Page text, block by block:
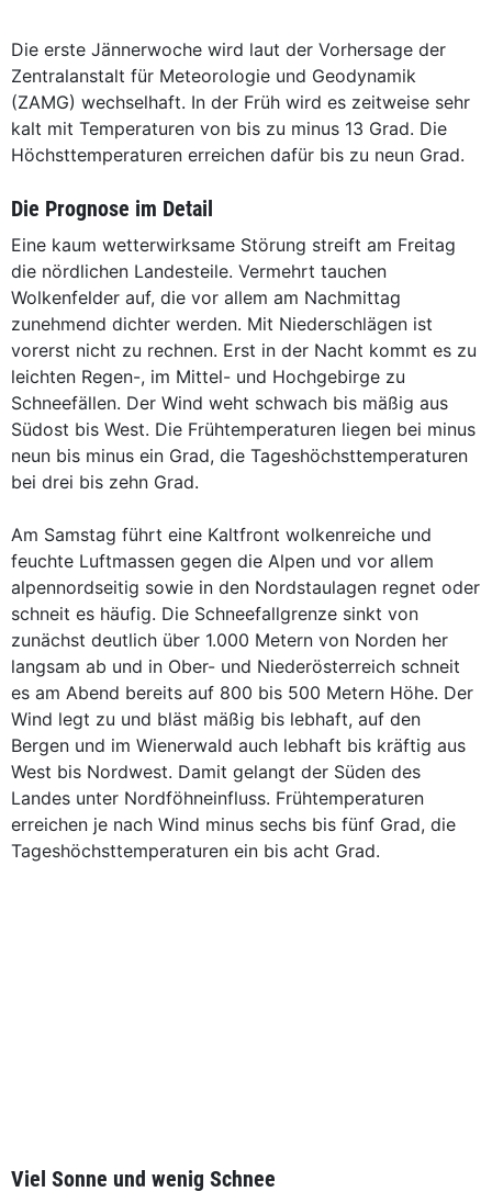
Die erste Jännerwoche wird laut der Vorhersage der
Zentralanstalt für Meteorologie und Geodynamik
(ZAMG) wechselhaft. In der Früh wird es zeitweise sehr
kalt mit Temperaturen von bis zu minus 13 Grad. Die
Höchsttemperaturen erreichen dafür bis zu neun Grad.
Die Prognose im Detail
Eine kaum wetterwirksame Störung streift am Freitag
die nördlichen Landesteile. Vermehrt tauchen
Wolkenfelder auf, die vor allem am Nachmittag
zunehmend dichter werden. Mit Niederschlägen ist
vorerst nicht zu rechnen. Erst in der Nacht kommt es zu
leichten Regen-, im Mittel- und Hochgebirge zu
Schneefällen. Der Wind weht schwach bis mäßig aus
Südost bis West. Die Frühtemperaturen liegen bei minus
neun bis minus ein Grad, die Tageshöchsttemperaturen
bei drei bis zehn Grad.
Am Samstag führt eine Kaltfront wolkenreiche und
feuchte Luftmassen gegen die Alpen und vor allem
alpennordseitig sowie in den Nordstaulagen regnet oder
schneit es häufig. Die Schneefallgrenze sinkt von
zunächst deutlich über 1.000 Metern von Norden her
langsam ab und in Ober- und Niederösterreich schneit
es am Abend bereits auf 800 bis 500 Metern Höhe. Der
Wind legt zu und bläst mäßig bis lebhaft, auf den
Bergen und im Wienerwald auch lebhaft bis kräftig aus
West bis Nordwest. Damit gelangt der Süden des
Landes unter Nordföhneinfluss. Frühtemperaturen
erreichen je nach Wind minus sechs bis fünf Grad, die
Tageshöchsttemperaturen ein bis acht Grad.
Viel Sonne und wenig Schnee